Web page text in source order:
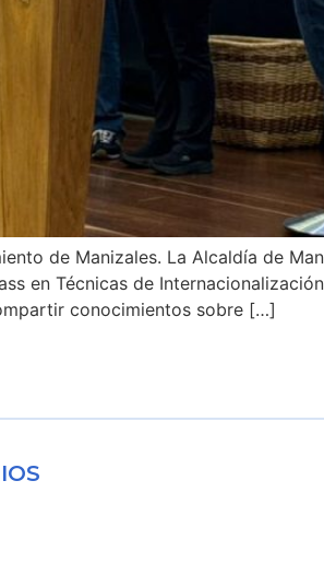
de Manizales. La Alcaldía de
en Técnicas de
conocimientos sobre […]